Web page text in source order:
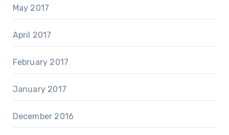
May 2017
April 2017
February 2017
January 2017
December 2016